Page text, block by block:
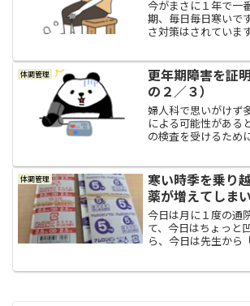
今がまさに１年で一
期、毎日毎日寒いで
さ対策はされていま
の冷えがつらいそれ
のは実にやっかいな
体調管理
更年期障害を証
の２／３）
婦人科で思いがけず
による可能性がある
の検査を受けるため
でどんな症状がある
察してもらえばいい
体調管理
寒い時季を乗り
薬が増えてしま
今日は月に１度の通
て、今日はちょっと
ら、今日は先生から